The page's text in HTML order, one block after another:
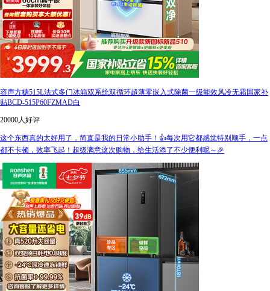
容声方糖515L法式多门冰箱双系统双循环超薄零嵌入式除菌一级能效风冷无霜国家补
贴BCD-515P60FZMAD白
20000人好评
这个东西真的太好用了，简直是我的日常小助手！👍每次用它都感觉特别顺手，一点
都不卡顿，效率飞起！超级满意这次购物，给生活添了不少便利呢～🎉